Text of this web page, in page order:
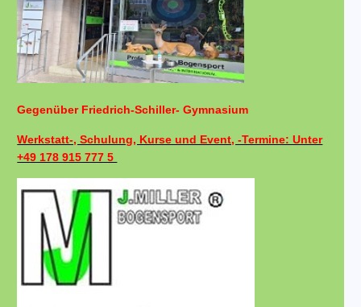
Gegenüber Friedrich-Schiller- Gymnasium
Werkstatt-, Schulung, Kurse und Event, -Termine: Unter
+49 178 915 777 5